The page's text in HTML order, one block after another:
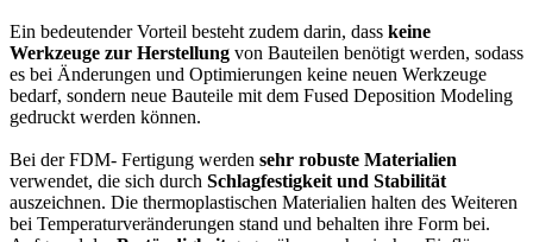
Ein bedeutender Vorteil besteht zudem darin, dass keine
Werkzeuge zur Herstellung von Bauteilen benötigt werden, sodass
es bei Änderungen und Optimierungen keine neuen Werkzeuge
bedarf, sondern neue Bauteile mit dem Fused Deposition Modeling
gedruckt werden können.
Bei der FDM- Fertigung werden sehr robuste Materialien
verwendet, die sich durch Schlagfestigkeit und Stabilität
auszeichnen. Die thermoplastischen Materialien halten des Weiteren
bei Temperaturveränderungen stand und behalten ihre Form bei.